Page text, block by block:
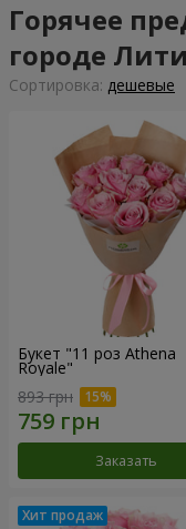
Горячее
городе
Cортировка: дешевые
Букет "11 роз Athena
Royale"
893 грн
Заказать